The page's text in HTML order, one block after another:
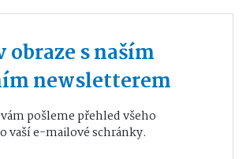
obraze s naším
newsletterem
pošleme přehled všeho
vaší e-mailové schránky.